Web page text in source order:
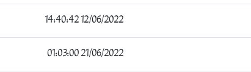
12/06/2022 14:40:42
21/06/2022 01:03:00